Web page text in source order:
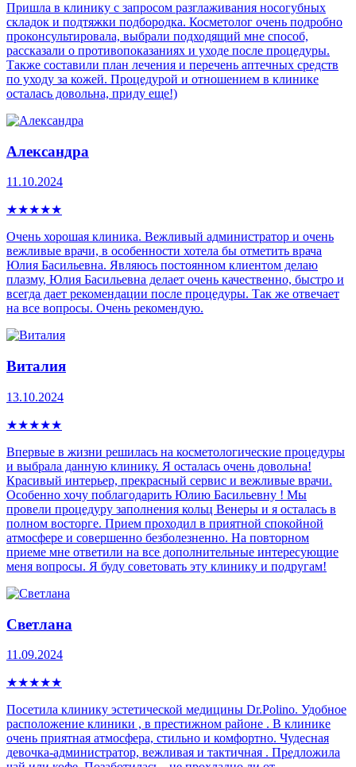
Пришла в клинику с запросом разглаживания носогубных
складок и подтяжки подбородка. Косметолог очень подробно
проконсультировала, выбрали подходящий мне способ,
рассказали о противопоказаниях и уходе после процедуры.
Также составили план лечения и перечень аптечных средств
по уходу за кожей. Процедурой и отношением в клинике
осталась довольна, приду еще!)
Александра
11.10.2024
★★★★★
Очень хорошая клиника. Вежливый администратор и очень
вежливые врачи, в особенности хотела бы отметить врача
Юлия Басильевна. Являюсь постоянном клиентом делаю
плазму, Юлия Басильевна делает очень качественно, быстро и
всегда дает рекомендации после процедуры. Так же отвечает
на все вопросы. Очень рекомендую.
Виталия
13.10.2024
★★★★★
Впервые в жизни решилась на косметологические процедуры
и выбрала данную клинику. Я осталась очень довольна!
Красивый интерьер, прекрасный сервис и вежливые врачи.
Особенно хочу поблагодарить Юлию Басильевну ! Мы
провели процедуру заполнения кольц Венеры и я осталась в
полном восторге. Прием проходил в приятной спокойной
атмосфере и совершенно безболезненно. На повторном
приеме мне ответили на все дополнительные интересующие
меня вопросы. Я буду советовать эту клинику и подругам!
Светлана
11.09.2024
★★★★★
Посетила клинику эстетической медицины Dr.Polino. Удобное
расположение клиники , в престижном районе . В клинике
очень приятная атмосфера, стильно и комфортно. Чудесная
девочка-администратор, вежливая и тактичная . Предложила